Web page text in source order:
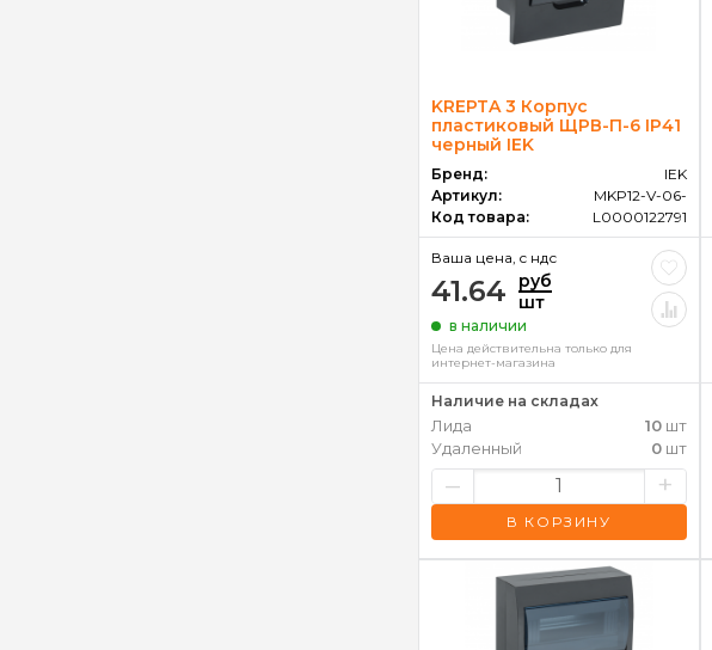
KREPTA 3 Корпус
пластиковый ЩРВ-П-6 IP41
черный IEK
Бренд:
IEK
Артикул:
MKP12-V-06-
Код товара:
L0000122791
Ваша цена, c ндс
41.64
руб
шт
в наличии
Цена действительна только для
интернет-магазина
Наличие на складах
Лида 10шт
Удаленный
0шт
– +
В КОРЗИНУ